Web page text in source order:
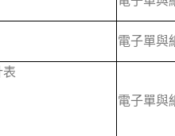
電子單與
表
電子單與